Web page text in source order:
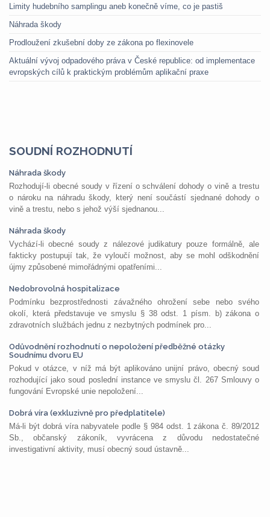
Limity hudebního samplingu aneb konečně víme, co je pastiš
Náhrada škody
Prodloužení zkušební doby ze zákona po flexinovele
Aktuální vývoj odpadového práva v České republice: od implementace
evropských cílů k praktickým problémům aplikační praxe
SOUDNÍ ROZHODNUTÍ
Náhrada škody
Rozhodují-li obecné soudy v řízení o schválení dohody o vině a trestu
o nároku na náhradu škody, který není součástí sjednané dohody o
vině a trestu, nebo s jehož výší sjednanou...
Náhrada škody
Vychází-li obecné soudy z nálezové judikatury pouze formálně, ale
fakticky postupují tak, že vyloučí možnost, aby se mohl odškodnění
újmy způsobené mimořádnými opatřeními...
Nedobrovolná hospitalizace
Podmínku bezprostřednosti závažného ohrožení sebe nebo svého
okolí, která představuje ve smyslu § 38 odst. 1 písm. b) zákona o
zdravotních službách jednu z nezbytných podmínek pro...
Odůvodnění rozhodnutí o nepoložení předběžné otázky
Soudnímu dvoru EU
Pokud v otázce, v níž má být aplikováno unijní právo, obecný soud
rozhodující jako soud poslední instance ve smyslu čl. 267 Smlouvy o
fungování Evropské unie nepoložení...
Dobrá víra (exkluzivně pro předplatitele)
Má-li být dobrá víra nabyvatele podle § 984 odst. 1 zákona č. 89/2012
Sb., občanský zákoník, vyvrácena z důvodu nedostatečné
investigativní aktivity, musí obecný soud ústavně...